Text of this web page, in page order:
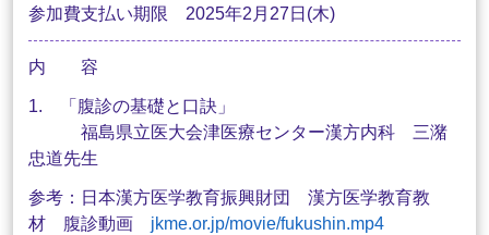
参加費支払い期限 2025年2月27日(木)
内 容
1. 「腹診の基礎と口訣」
福島県立医大会津医療センター漢方内科 三潴
忠道先生
参考：日本漢方医学教育振興財団 漢方医学教育教
材 腹診動画 jkme.or.jp/movie/fukushin.mp4